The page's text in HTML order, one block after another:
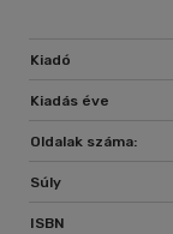
Kiadó
Kiadás éve
Oldalak száma:
Súly
ISBN